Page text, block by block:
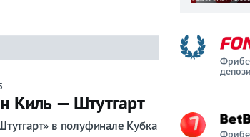
Киль — Штутгарт
в полуфинале Кубка